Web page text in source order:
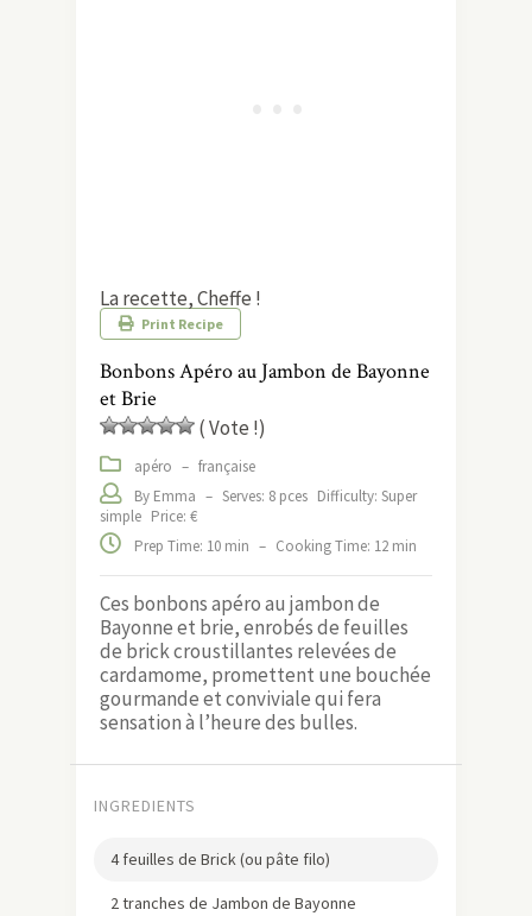
La recette, Cheffe !
Print Recipe
Bonbons Apéro au Jambon de Bayonne
et Brie
( Vote !)
apéro – française
By Emma – Serves: 8 pces Difficulty: Super
simple Price: €
Prep Time: 10 min – Cooking Time: 12 min
Ces bonbons apéro au jambon de
Bayonne et brie, enrobés de feuilles
de brick croustillantes relevées de
cardamome, promettent une bouchée
gourmande et conviviale qui fera
sensation à l’heure des bulles.
INGREDIENTS
4 feuilles de Brick (ou pâte filo)
2 tranches de Jambon de Bayonne